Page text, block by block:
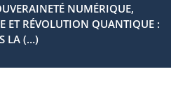
NUMÉRIQUE,
ET RÉVOLUTION QUANTIQUE :
LA (…)